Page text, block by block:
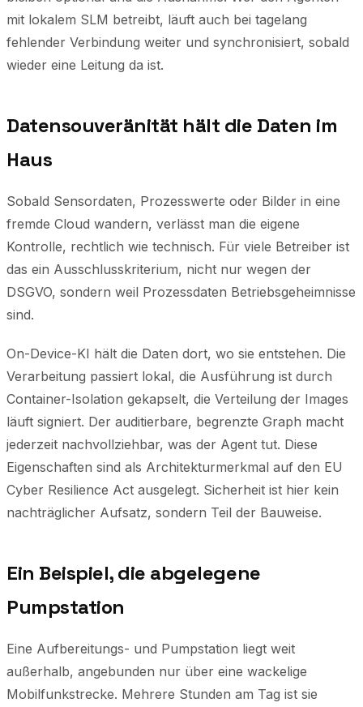
mit lokalem SLM betreibt, läuft auch bei tagelang
fehlender Verbindung weiter und synchronisiert, sobald
wieder eine Leitung da ist.
Datensouveränität hält die Daten im
Haus
Sobald Sensordaten, Prozesswerte oder Bilder in eine
fremde Cloud wandern, verlässt man die eigene
Kontrolle, rechtlich wie technisch. Für viele Betreiber ist
das ein Ausschlusskriterium, nicht nur wegen der
DSGVO, sondern weil Prozessdaten Betriebsgeheimnisse
sind.
On-Device-KI hält die Daten dort, wo sie entstehen. Die
Verarbeitung passiert lokal, die Ausführung ist durch
Container-Isolation gekapselt, die Verteilung der Images
läuft signiert. Der auditierbare, begrenzte Graph macht
jederzeit nachvollziehbar, was der Agent tut. Diese
Eigenschaften sind als Architekturmerkmal auf den EU
Cyber Resilience Act ausgelegt. Sicherheit ist hier kein
nachträglicher Aufsatz, sondern Teil der Bauweise.
Ein Beispiel, die abgelegene
Pumpstation
Eine Aufbereitungs- und Pumpstation liegt weit
außerhalb, angebunden nur über eine wackelige
Mobilfunkstrecke. Mehrere Stunden am Tag ist sie